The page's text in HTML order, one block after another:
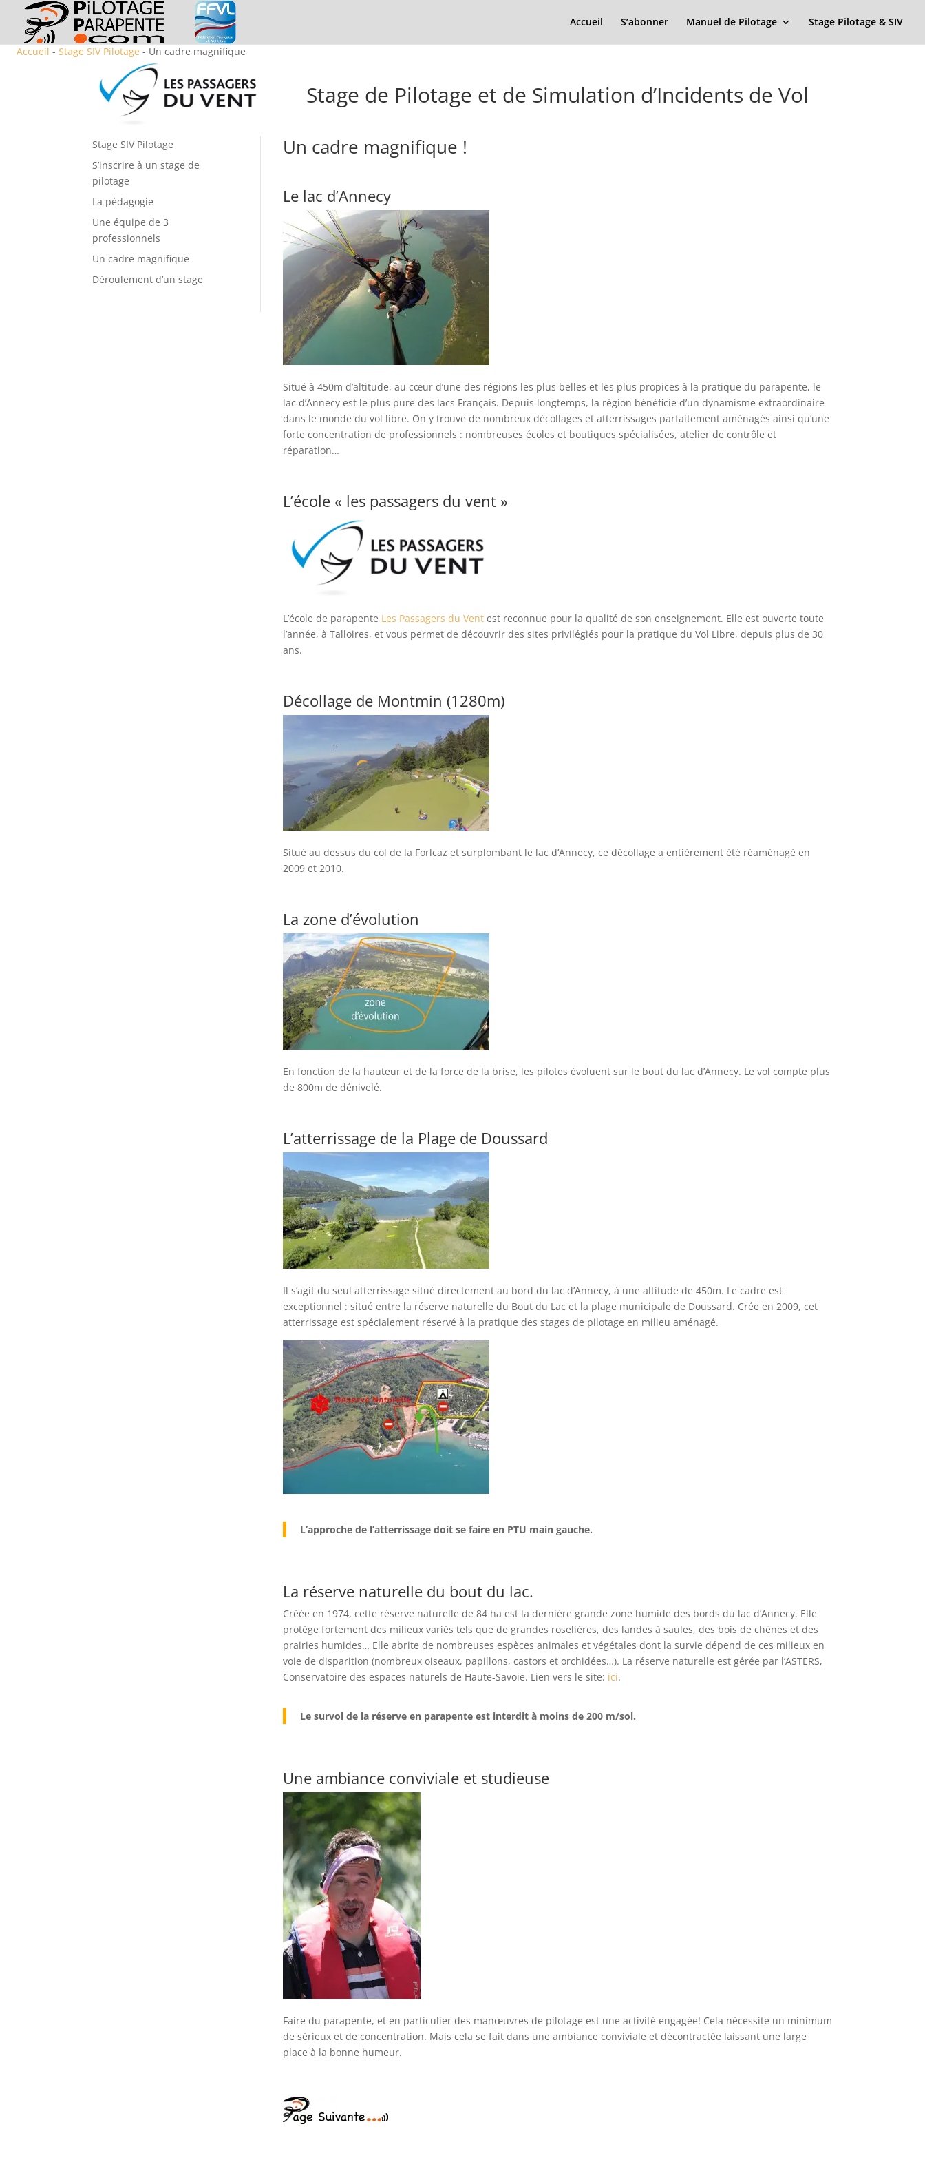
Accueil S’abonner Manuel de Pilotage Stage Pilotage & SIV
Accueil - Stage SIV Pilotage - Un cadre magnifique
Stage SIV Pilotage
S’inscrire à un stage de
pilotage
La pédagogie
Une équipe de 3
professionnels
Un cadre magnifique
Déroulement d’un stage
Stage de Pilotage et de Simulation d’Incidents de Vol
Un cadre magnifique !
Le lac d’Annecy
Situé à 450m d’altitude, au cœur d’une des régions les plus belles et les plus propices à la pratique du parapente, le
lac d’Annecy est le plus pure des lacs Français. Depuis longtemps, la région bénéficie d’un dynamisme extraordinaire
dans le monde du vol libre. On y trouve de nombreux décollages et atterrissages parfaitement aménagés ainsi qu’une
forte concentration de professionnels : nombreuses écoles et boutiques spécialisées, atelier de contrôle et
réparation…
L’école « les passagers du vent »
L’école de parapente Les Passagers du Vent est reconnue pour la qualité de son enseignement. Elle est ouverte toute
l’année, à Talloires, et vous permet de découvrir des sites privilégiés pour la pratique du Vol Libre, depuis plus de 30
ans.
Décollage de Montmin (1280m)
Situé au dessus du col de la Forlcaz et surplombant le lac d’Annecy, ce décollage a entièrement été réaménagé en
2009 et 2010.
La zone d’évolution
En fonction de la hauteur et de la force de la brise, les pilotes évoluent sur le bout du lac d’Annecy. Le vol compte plus
de 800m de dénivelé.
L’atterrissage de la Plage de Doussard
Il s’agit du seul atterrissage situé directement au bord du lac d’Annecy, à une altitude de 450m. Le cadre est
exceptionnel : situé entre la réserve naturelle du Bout du Lac et la plage municipale de Doussard. Crée en 2009, cet
atterrissage est spécialement réservé à la pratique des stages de pilotage en milieu aménagé.
L’approche de l’atterrissage doit se faire en PTU main gauche.
La réserve naturelle du bout du lac.
Créée en 1974, cette réserve naturelle de 84 ha est la dernière grande zone humide des bords du lac d’Annecy. Elle
protège fortement des milieux variés tels que de grandes roselières, des landes à saules, des bois de chênes et des
prairies humides… Elle abrite de nombreuses espèces animales et végétales dont la survie dépend de ces milieux en
voie de disparition (nombreux oiseaux, papillons, castors et orchidées…). La réserve naturelle est gérée par l’ASTERS,
Conservatoire des espaces naturels de Haute-Savoie. Lien vers le site: ici.
Le survol de la réserve en parapente est interdit à moins de 200 m/sol.
Une ambiance conviviale et studieuse
Faire du parapente, et en particulier des manœuvres de pilotage est une activité engagée! Cela nécessite un minimum
de sérieux et de concentration. Mais cela se fait dans une ambiance conviviale et décontractée laissant une large
place à la bonne humeur.